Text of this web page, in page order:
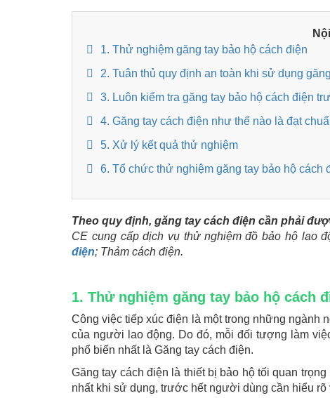
1. Thử nghiệm găng tay bảo hộ cách điện
2. Tuân thủ quy định an toàn khi sử dụng
3. Luôn kiểm tra găng tay bảo hộ cách điện
4. Găng tay cách điện như thế nào là đạt
5. Xử lý kết quả thử nghiệm
6. Tổ chức thử nghiệm găng tay bảo hộ cách
Theo quy định, găng tay cách điện cần phải
CE cung cấp dịch vụ thử nghiệm đồ bảo hộ lao
điện; Thảm cách điện.
1. Thử nghiệm găng tay bảo hộ cách
Công việc tiếp xúc điện là một trong những ngành
của người lao động. Do đó, mỗi đối tượng làm
phổ biến nhất là Găng tay cách điện.
Găng tay cách điện là thiết bị bảo hộ tối quan
nhất khi sử dụng, trước hết người dùng cần hiểu rõ